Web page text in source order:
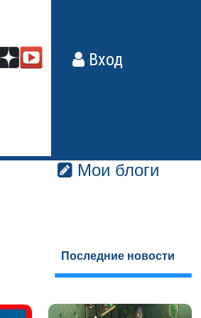
Вход
Мои блоги
Последние новости